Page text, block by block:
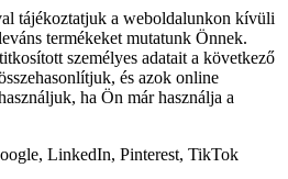
tájékoztatjuk a weboldalunkon kívüli
termékeket mutatunk Önnek.
személyes adatait a következő
és azok online
ha Ön már használja a
LinkedIn, Pinterest, TikTok